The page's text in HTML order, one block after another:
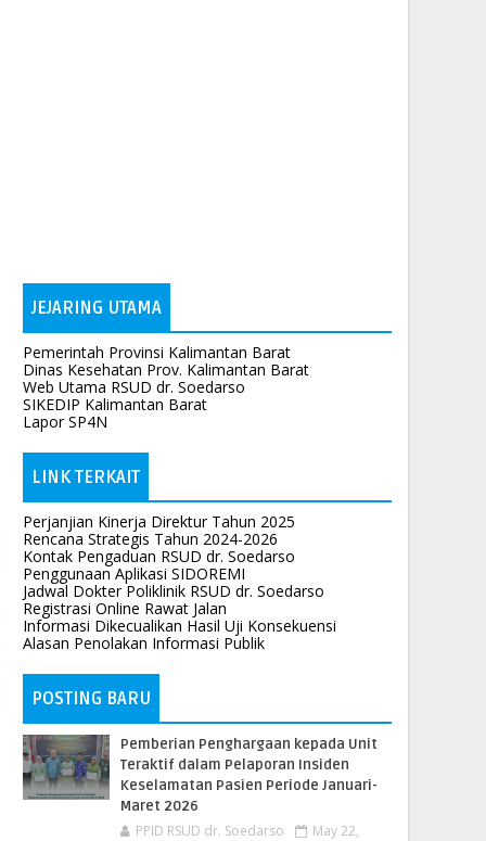
JEJARING UTAMA
Pemerintah Provinsi Kalimantan Barat
Dinas Kesehatan Prov. Kalimantan Barat
Web Utama RSUD dr. Soedarso
SIKEDIP Kalimantan Barat
Lapor SP4N
LINK TERKAIT
Perjanjian Kinerja Direktur Tahun 2025
Rencana Strategis Tahun 2024-2026
Kontak Pengaduan RSUD dr. Soedarso
Penggunaan Aplikasi SIDOREMI
Jadwal Dokter Poliklinik RSUD dr. Soedarso
Registrasi Online Rawat Jalan
Informasi Dikecualikan Hasil Uji Konsekuensi
Alasan Penolakan Informasi Publik
POSTING BARU
Pemberian Penghargaan kepada Unit
Teraktif dalam Pelaporan Insiden
Keselamatan Pasien Periode Januari-
Maret 2026
PPID RSUD dr. Soedarso
May 22,